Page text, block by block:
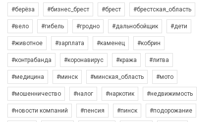
#берёза #бизнес_брест #брест #брестская_область
#вело #гибель #гродно #дальнобойщик #дети
#животное #зарплата #каменец #кобрин
#контрабанда #коронавирус #кража #литва
#медицина #минск #минская_область #мото
#мошенничество #налог #наркотик #недвижимость
#новости компаний #пенсия #пинск #подорожание